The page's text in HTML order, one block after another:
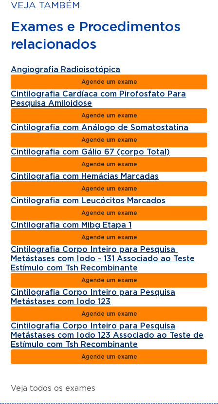
VEJA TAMBÉM
Exames e Procedimentos
relacionados
Angiografia Radioisotópica
Agende um exame
Cintilografia Cardíaca com Pirofosfato Para
Pesquisa Amiloidose
Agende um exame
Cintilografia com Análogo de Somatostatina
Agende um exame
Cintilografia com Gálio 67 (corpo Total)
Agende um exame
Cintilografia com Hemácias Marcadas
Agende um exame
Cintilografia com Leucócitos Marcados
Agende um exame
Cintilografia com Mibg Etapa 1
Agende um exame
Cintilografia Corpo Inteiro para Pesquisa
Metástases com Iodo - 131 Associado ao Teste
Estímulo com Tsh Recombinante
Agende um exame
Cintilografia Corpo Inteiro para Pesquisa
Metástases com Iodo 123
Agende um exame
Cintilografia Corpo Inteiro para Pesquisa
Metástases com Iodo 123 Associado ao Teste de
Estímulo com Tsh Recombinante
Agende um exame
Veja todos os exames